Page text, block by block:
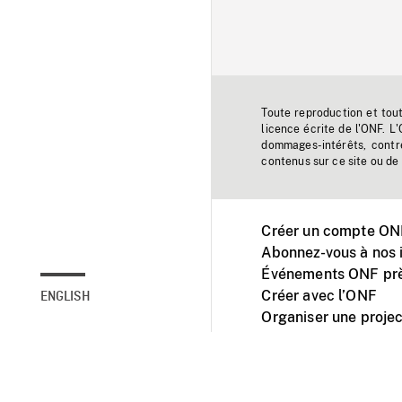
ENGLISH
Toute reproduction et
licence écrite de l'ONF.
dommages-intérêts,
contenus sur ce site ou
Créer un compte
Abonnez-vous à
Événements ONF
Créer avec l’ONF
Organiser une